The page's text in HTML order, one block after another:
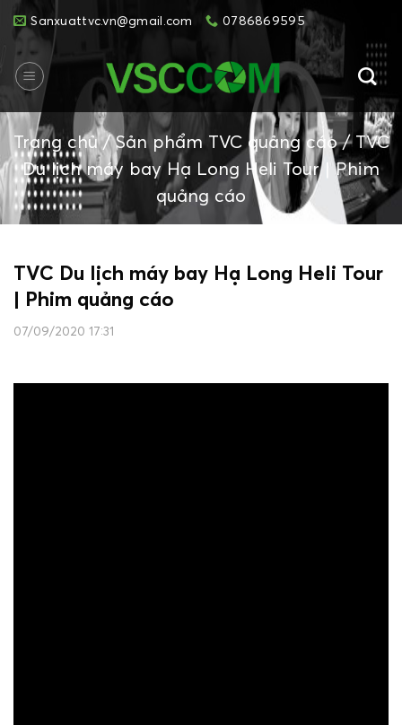
content
Sanxuattvc.vn@gmail.com 0786869595
Trang chủ/Sản phẩm TVC quảng cáo/TVC
Du lịch máy bay Hạ Long Heli Tour | Phim
quảng cáo
TVC Du lịch máy bay Hạ Long Heli Tour
| Phim quảng cáo
07/09/2020 17:31